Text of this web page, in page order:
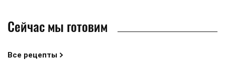
Сейчас мы готовим
Все рецепты